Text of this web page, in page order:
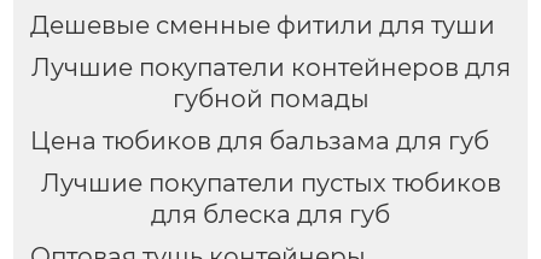
Дешевые сменные фитили для туши
Лучшие покупатели контейнеров для
губной помады
Цена тюбиков для бальзама для губ
Лучшие покупатели пустых тюбиков
для блеска для губ